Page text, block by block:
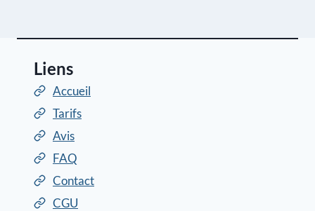
Liens
Accueil
Tarifs
Avis
FAQ
Contact
CGU